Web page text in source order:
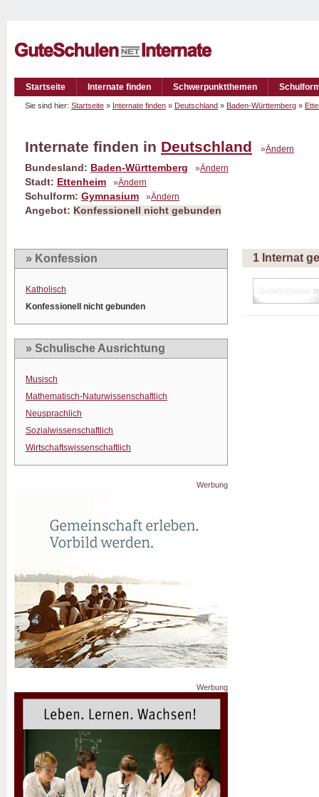
Startseite Internate finden Schwerpunktthemen
Sie sind hier: Startseite » Internate finden » Deutschland » Baden-Württemberg »
Internate finden in Deutschland »Ändern
Bundesland: Baden-Württemberg »Ändern
Stadt: Ettenheim »Ändern
Schulform: Gymnasium »Ändern
Angebot: Konfessionell nicht gebunden
» Konfession
Katholisch
Konfessionell nicht gebunden
» Schulische Ausrichtung
Musisch
Mathematisch-Naturwissenschaftlich
Neusprachlich
Sozialwissenschaftlich
Wirtschaftswissenschaftlich
Werbung
Werbung
1 Internat